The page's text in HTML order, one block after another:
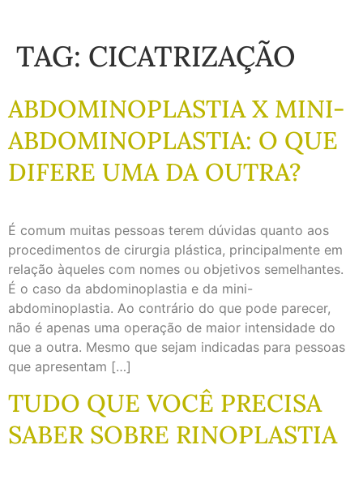
TAG: CICATRIZAÇÃO
ABDOMINOPLASTIA X MINI-
ABDOMINOPLASTIA: O QUE
DIFERE UMA DA OUTRA?
É comum muitas pessoas terem dúvidas quanto aos
procedimentos de cirurgia plástica, principalmente em
relação àqueles com nomes ou objetivos semelhantes.
É o caso da abdominoplastia e da mini-
abdominoplastia. Ao contrário do que pode parecer,
não é apenas uma operação de maior intensidade do
que a outra. Mesmo que sejam indicadas para pessoas
que apresentam […]
TUDO QUE VOCÊ PRECISA
SABER SOBRE RINOPLASTIA